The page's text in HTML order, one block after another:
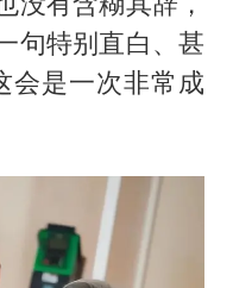
句特别直白、甚
会是一次非常成